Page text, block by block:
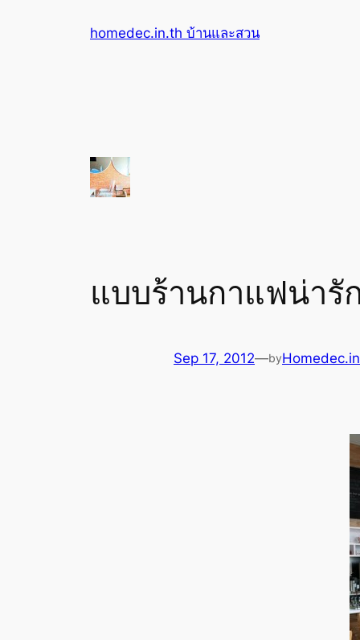
homedec.in.th บ้านและสวน
แบบร้านกาแฟน่ารั
Sep 17, 2012—by